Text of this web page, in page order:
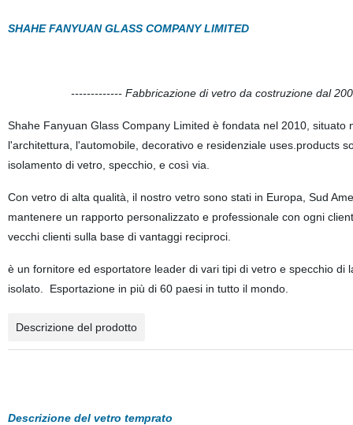
SHAHE FANYUAN GLASS COMPANY LIMITED
------------- Fabbricazione di vetro da costruzione dal
Shahe Fanyuan Glass Company Limited è fondata nel 2010,
l'architettura, l'automobile, decorativo e residenziale uses.products
isolamento di vetro, specchio, e così via.
Con vetro di alta qualità, il nostro vetro sono stati in Europa, Sud
mantenere un rapporto personalizzato e professionale con ogni
vecchi clienti sulla base di vantaggi reciproci.
è un fornitore ed esportatore leader di vari tipi di vetro e specchio
isolato. Esportazione in più di 60 paesi in tutto il mondo.
Descrizione del prodotto
Descrizione del vetro temprato